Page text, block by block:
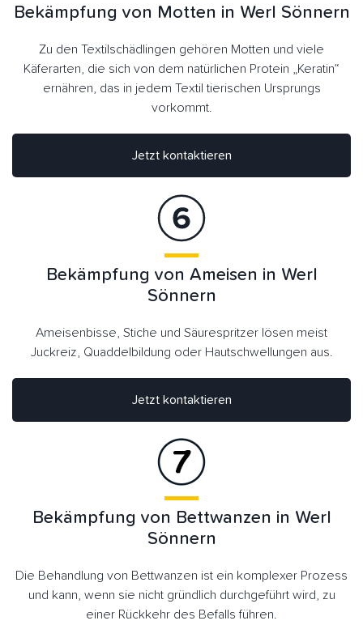
Bekämpfung von Motten in Werl Sönnern
Zu den Textilschädlingen gehören Motten und viele
Käferarten, die sich von dem natürlichen Protein „Keratin“
ernähren, das in jedem Textil tierischen Ursprungs
vorkommt.
Jetzt kontaktieren
Jetzt kontaktieren
Bekämpfung von Ameisen in Werl
Sönnern
Ameisenbisse, Stiche und Säurespritzer lösen meist
Juckreiz, Quaddelbildung oder Hautschwellungen aus.
Bekämpfung von Bettwanzen in Werl
Sönnern
Die Behandlung von Bettwanzen ist ein komplexer Prozess
und kann, wenn sie nicht gründlich durchgeführt wird, zu
einer Rückkehr des Befalls führen.